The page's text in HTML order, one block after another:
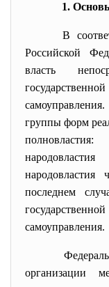
1.
В
Российской
власть
группы форм
последнем
самоуправления.
организации